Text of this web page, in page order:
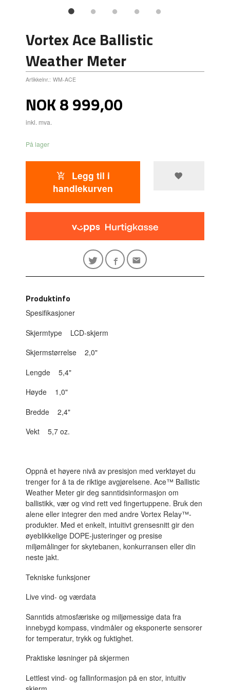
Vortex Ace Ballistic
Weather Meter
Artikkelnr.: WM-ACE
Pris
NOK8 999,00
inkl. mva.
På lager
Legg til i
handlekurven
Produktinfo
Spesifikasjoner
Skjermtype LCD-skjerm
Skjermstørrelse 2,0"
Lengde 5,4"
Høyde 1,0"
Bredde 2,4"
Vekt 5,7 oz.
Oppnå et høyere nivå av presisjon med verktøyet du
trenger for å ta de riktige avgjørelsene. Ace™ Ballistic
Weather Meter gir deg sanntidsinformasjon om
ballistikk, vær og vind rett ved fingertuppene. Bruk den
alene eller integrer den med andre Vortex Relay™-
produkter. Med et enkelt, intuitivt grensesnitt gir den
øyeblikkelige DOPE-justeringer og presise
miljømålinger for skytebanen, konkurransen eller din
neste jakt.
Tekniske funksjoner
Live vind- og værdata
Sanntids atmosfæriske og miljømessige data fra
innebygd kompass, vindmåler og eksponerte sensorer
for temperatur, trykk og fuktighet.
Praktiske løsninger på skjermen
Lettlest vind- og fallinformasjon på en stor, intuitiv